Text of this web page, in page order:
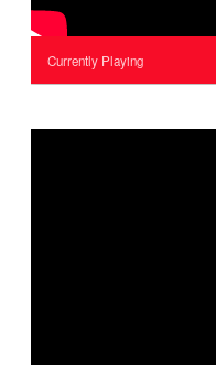
Currently Playing